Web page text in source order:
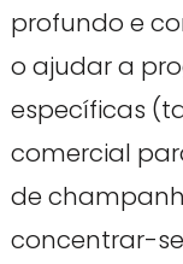
profundo e
o ajudar a
específicas
comercial
de
concentrar-